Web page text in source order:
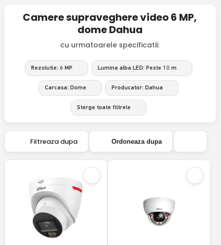
Camere supraveghere video 6 MP,
dome Dahua
cu urmatoarele specificatii:
Rezolutie: 6 MP Lumina alba LED: Peste 10 m
Carcasa: Dome Producator: Dahua
Sterge toate filtrele
Filtreaza dupa Ordoneaza dupa